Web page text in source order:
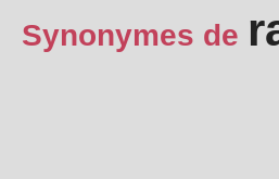
Synonymes de